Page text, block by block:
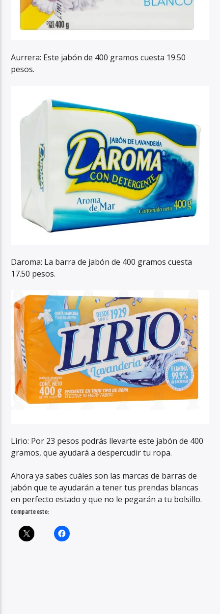
Aurrera: Este jabón de 400 gramos cuesta 19.50
pesos.
Daroma: La barra de jabón de 400 gramos cuesta
17.50 pesos.
Lirio: Por 23 pesos podrás llevarte este jabón de 400
gramos, que ayudará a despercudir tu ropa.
Ahora ya sabes cuáles son las marcas de barras de
jabón que te ayudarán a tener tus prendas blancas
en perfecto estado y que no le pegarán a tu bolsillo.
Comparte esto: